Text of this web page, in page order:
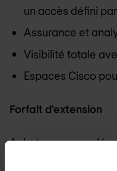
un accès défini
Assurance et
Visibilité totale
Espaces Cisco
Forfait d'extension
Achetez ce
applications et les